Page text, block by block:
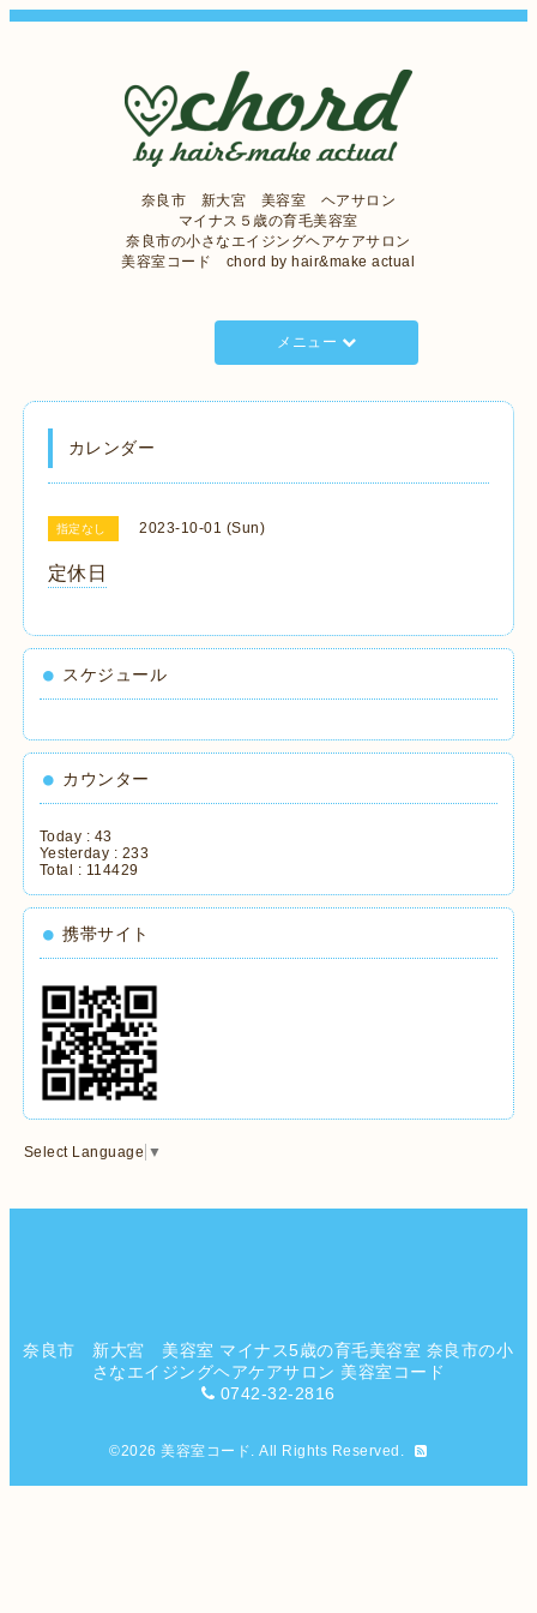
奈良市 新大宮 美容室 ヘアサロン
マイナス５歳の育毛美容室
奈良市の小さなエイジングヘアケアサロン
美容室コード chord by hair&make actual
メニュー
カレンダー
指定なし 2023-10-01 (Sun)
定休日
スケジュール
カウンター
Today : 43
Yesterday : 233
Total : 114429
携帯サイト
Select Language ▼
奈良市 新大宮 美容室 マイナス5歳の育毛美容室 奈良市の小
さなエイジングヘアケアサロン 美容室コード
0742-32-2816
©2026美容室コード . All Rights Reserved.